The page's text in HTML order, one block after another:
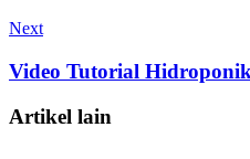
Next
Video Tutorial
Artikel lain